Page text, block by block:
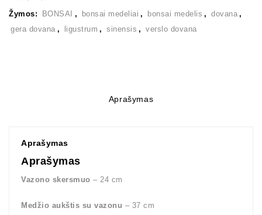
Žymos: BONSAI , bonsai medeliai , bonsai medelis , dovana ,
gera dovana , ligustrum , sinensis , verslo dovana
Aprašymas
Aprašymas
Aprašymas
Vazono skersmuo – 24 cm
Medžio aukštis su vazonu – 37 cm